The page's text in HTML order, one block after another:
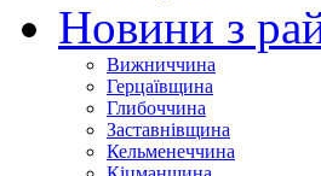
Новини з
Вижниччина
Герцаївщина
Глибоччина
Заставнівщина
Кельменеччина